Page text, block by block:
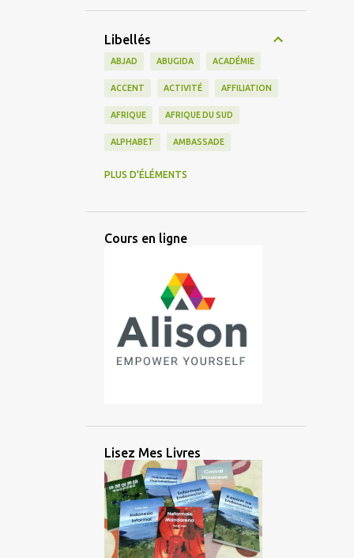
Libellés
ABJAD ABUGIDA ACADÉMIE
ACCENT ACTIVITÉ AFFILIATION
AFRIQUE AFRIQUE DU SUD
ALPHABET AMBASSADE
AMERICAIN
ARGENT
ARTIFICIELLE
ASIATIQUE ASIE ASIE CENTRALE
ASIE DE L'EST ASIE DU SUD
AVANTAGE AZERBAÏDJAN
BALINAIS BANGLADESH BATAK
BATAN BATANES BAYBAYIN
BILINGUE BRAHMI BRITANNIQUE
PLUS D'ÉLÉMENTS
Cours en ligne
Lisez Mes Livres